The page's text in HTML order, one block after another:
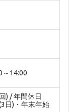
～14:00
) / 年間休日
日)・年末年始